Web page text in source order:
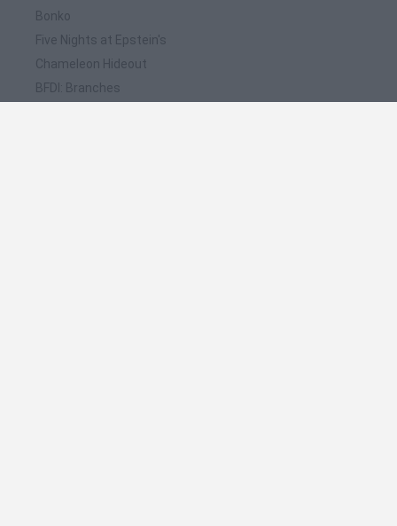
Bonko
Five Nights at Epstein's
Chameleon Hideout
BFDI: Branches